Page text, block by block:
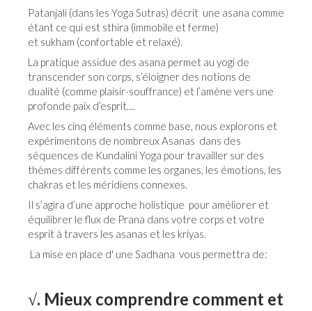
Patanjali (dans les Yoga Sutras) décrit une asana comme
étant ce qui est sthira (immobile et ferme)
et sukham (confortable et relaxé).
La pratique assidue des asana permet au yogi de
transcender son corps, s’éloigner des notions de
dualité (comme plaisir-souffrance) et l’amène vers une
profonde paix d’esprit....
Avec les cinq éléments comme base, nous explorons et
expérimentons de nombreux Asanas dans des
séquences de Kundalini Yoga pour travailler sur des
thèmes différents comme les organes, les émotions, les
chakras et les méridiens connexes.
Il s’agira d’une approche holistique pour améliorer et
équilibrer le flux de Prana dans votre corps et votre
esprit à travers les asanas et les kriyas.
La mise en place d' une Sadhana vous permettra de:
√. Mieux comprendre comment et